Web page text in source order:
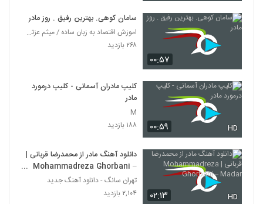
۰۰:۵۷
سامان کوهی. بهترین رفیق . روز مادر
اموزش اقتصاد به زبان ساده / میثم عزتی / کلیپ های ا
۲۶۸ بازدید
۰۰:۵۹ HD
کلیپ مادران آسمانی - کلیپ درمورد
مادر
M
۱۸۸ بازدید
۰۲:۱۳ HD
دانلود آهنگ مادر از محمدرضا قربانی |
Mohammadreza Ghorbani –
Madar
تهران سانگ - دانلود آهنگ جدید
۲,۱۰۴ بازدید